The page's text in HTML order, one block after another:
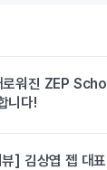
로워진 ZEP
니다!
] 김상엽 젭 대표